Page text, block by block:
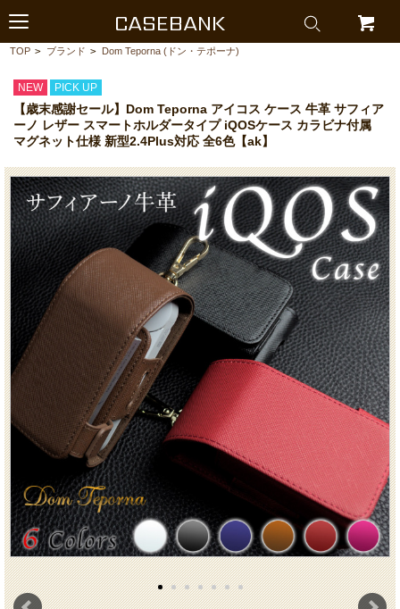
CASEBANK
TOP > ブランド > Dom Teporna (ドン・テポーナ)
NEW PICK UP
【歳末感謝セール】Dom Teporna アイコス ケース 牛革 サフィア
ーノ レザー スマートホルダータイプ iQOSケース カラビナ付属
マグネット仕様 新型2.4Plus対応 全6色【ak】